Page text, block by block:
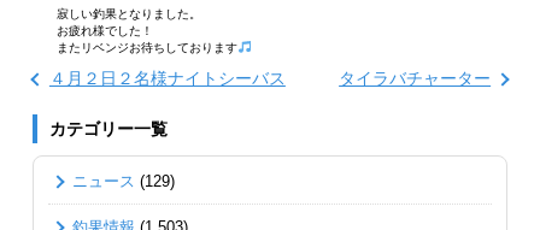
寂しい釣果となりました。
お疲れ様でした！
またリベンジお待ちしております
４月２日２名様ナイトシーバス タイラバチャーター
カテゴリー一覧
ニュース (129)